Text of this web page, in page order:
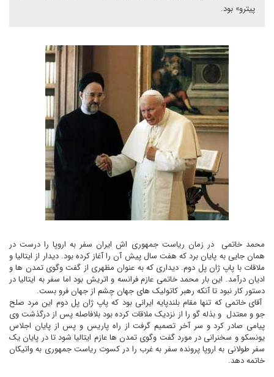
پيترو» بود.
محمد خاتمی در زمان ریاست جمهوری اش ايران سفر به اروپا را درست در
همان جايى به پايان برد که هفت سال پيش آن را آغاز کرده بود. ديدار از ايتاليا و
ملاقات با پاپ ژان پل دوم. ديدارى که به عنوان مظهرى از گفت وگوى تمدن ها و
اديان درآمد. اين بار محمد خاتمى عازم فرانسه و اتريش بود اما سفر به ايتاليا در
دستور کار نبود تا آنکه رهبر کاتوليک هاى جهان چشم از جهان فرو بست.
آقای خاتمى که تنها مقام بلندپايه ايرانى بود که پاپ ژان پل دوم اين مرد صلح
جو و معتدل و بذله گو را از نزديک ملاقات کرده بود بلافاصله پس از درگذشت وى
پيامى صادر کرد و سر آخر تصميم گرفت از راه پاريس و پس از پايان اجلاس
يونسکو و سخنرانى در مورد گفت وگوى تمدن ها عازم ايتاليا شود تا در پايان يک
سفر طولانى به اروپا پرونده سفر به غرب را در کسوت رياست جمهورى به واتيکان
خاتمه دهد.